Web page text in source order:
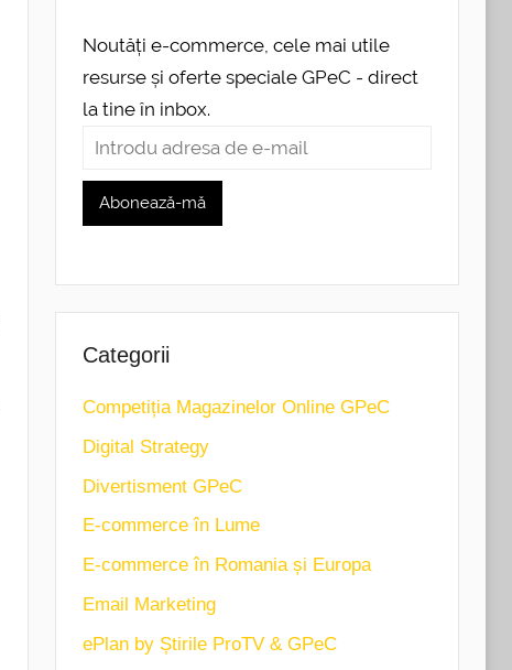
Noutăți e-commerce, cele mai utile
resurse și oferte speciale GPeC - direct
la tine în inbox.
Categorii
Competiția Magazinelor Online GPeC
Digital Strategy
Divertisment GPeC
E-commerce în Lume
E-commerce în Romania și Europa
Email Marketing
ePlan by Știrile ProTV & GPeC